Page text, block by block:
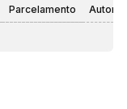
Parcelamento